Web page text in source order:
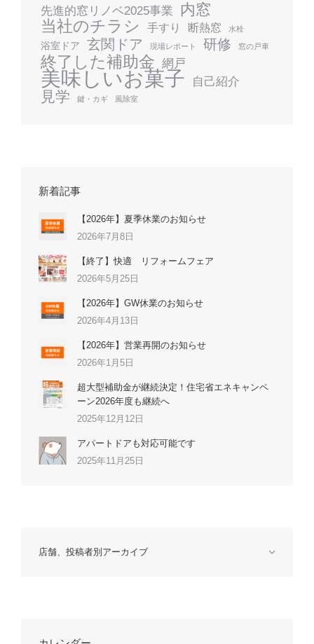
先進的窓リノベ2025事業 内窓
当社のチラシ 手すり 断熱窓 水栓
浴室ドア 玄関ドア 現場レポート 研修 窓の戸車
終了した補助金 網戸
美味しいお菓子 自己紹介
見学 鍵・カギ 風除室
新着記事
【2026年】夏季休業のお知らせ
2026年7月8日
【終了】快適 リフォームフェア
2026年5月25日
【2026年】GW休業のお知らせ
2026年4月13日
【2026年】営業再開のお知らせ
2026年1月5日
超大型補助金が継続決定！住宅省エネキャンペ
ーン2026年度も継続へ
2025年12月12日
アパートドアも対応可能です
2025年11月25日
店舗、投稿者別アーカイブ